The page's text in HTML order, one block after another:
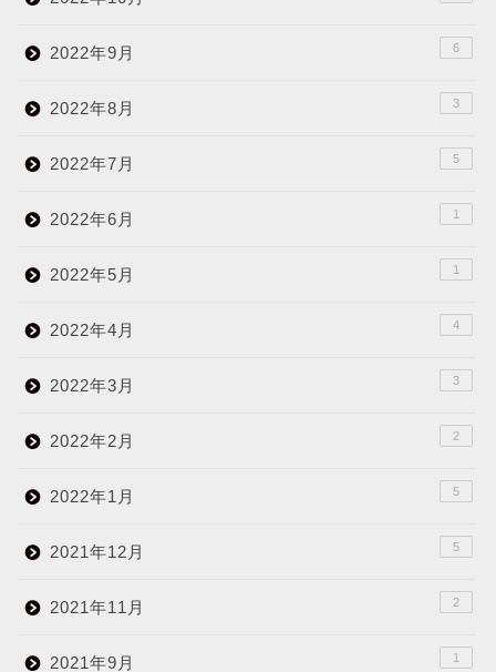
2022年9月 6
2022年8月 3
2022年7月 5
2022年6月 1
2022年5月 1
2022年4月 4
2022年3月 3
2022年2月 2
2022年1月 5
2021年12月 5
2021年11月 2
2021年9月 1